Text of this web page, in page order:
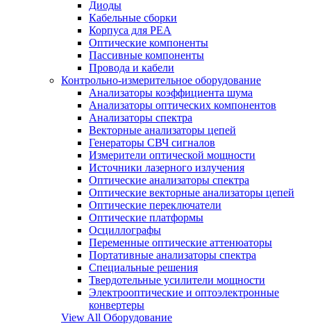
Диоды
Кабельные сборки
Корпуса для РЕА
Оптические компоненты
Пассивные компоненты
Провода и кабели
Контрольно-измерительное оборудование
Анализаторы коэффициента шума
Анализаторы оптических компонентов
Анализаторы спектра
Векторные анализаторы цепей
Генераторы СВЧ сигналов
Измерители оптической мощности
Источники лазерного излучения
Оптические анализаторы спектра
Оптические векторные анализаторы цепей
Оптические переключатели
Оптические платформы
Осциллографы
Переменные оптические аттенюаторы
Портативные анализаторы спектра
Специальные решения
Твердотельные усилители мощности
Электрооптические и оптоэлектронные
конвертеры
View All Оборудование